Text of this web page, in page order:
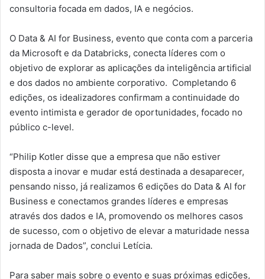
consultoria focada em dados, IA e negócios.
O Data & AI for Business, evento que conta com a parceria
da Microsoft e da Databricks, conecta líderes com o
objetivo de explorar as aplicações da inteligência artificial
e dos dados no ambiente corporativo. Completando 6
edições, os idealizadores confirmam a continuidade do
evento intimista e gerador de oportunidades, focado no
público c-level.
“Philip Kotler disse que a empresa que não estiver
disposta a inovar e mudar está destinada a desaparecer,
pensando nisso, já realizamos 6 edições do Data & AI for
Business e conectamos grandes líderes e empresas
através dos dados e IA, promovendo os melhores casos
de sucesso, com o objetivo de elevar a maturidade nessa
jornada de Dados”, conclui Letícia.
Para saber mais sobre o evento e suas próximas edições,